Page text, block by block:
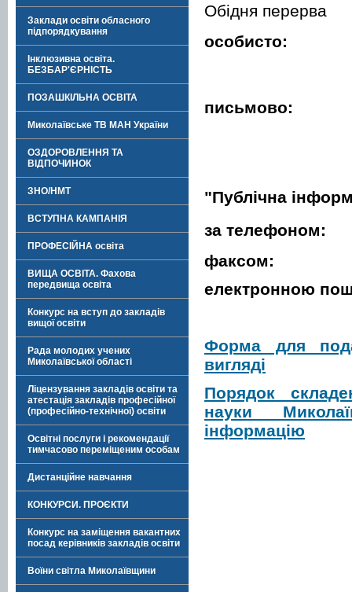
Заклади освіти обласного
підпорядкування
Інклюзивна освіта.
БЕЗБАР'ЄРНІСТЬ
ПОЗАШКІЛЬНА ОСВІТА
Миколаївське ТВ МАН України
ОЗДОРОВЛЕННЯ ТА
ВІДПОЧИНОК
ЗНО/НМТ
ВСТУПНА КАМПАНІЯ
ПРОФЕСІЙНА освіта
ВИЩА ОСВІТА. Фахова
передвища освіта
Конкурс на вступ до закладів
вищої освіти
Рада молодих учених
Миколаївської області
Ліцензування закладів освіти та
атестація закладів професійної
(професійно-технічної) освіти
Освітні послуги і рекомендації
тимчасово переміщеним особам
Дистанційне навчання
КОНКУРСИ. ПРОЄКТИ
Конкурс на заміщення вакантних
посад керівників закладів освіти
Воїни світла Миколаївщини
Обідня перерва
особисто:
письмово:
"Публічна
за телефоном:
факсом:
електронною
Форма для
вигляді
Порядок
науки
інформацію